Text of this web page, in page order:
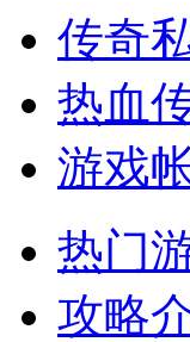
传奇
热血
游戏
热门
攻略